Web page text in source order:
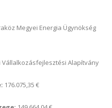
Megyei Energia Ügynökség
Vállalkozásfejlesztési Alapítvány
176.075,35 €